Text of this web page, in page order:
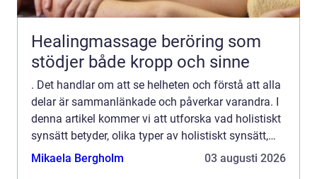
Healingmassage beröring som
stödjer både kropp och sinne
. Det handlar om att se helheten och förstå att alla
delar är sammanlänkade och påverkar varandra. I
denna artikel kommer vi att utforska vad holistiskt
synsätt betyder, olika typer av holistiskt synsätt,
kvantitativa mätningar inom detta område, ski...
Mikaela Bergholm 03 augusti 2026